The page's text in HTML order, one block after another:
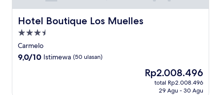
Hotel Boutique Los Muelles
Hotel Boutique Los Muelles
Properti
bintang
3.5
Carmelo
9.0
9,0/10 Istimewa (50 ulasan)
Harga
sekarang
Rp2.008.496
Rp2.008.496
total Rp2.008.496
29 Agu - 30 Agu